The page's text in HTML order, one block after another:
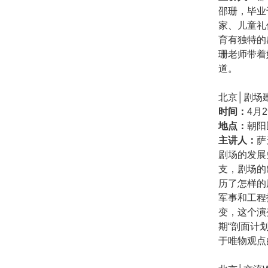
邵珊，毕
家、儿童
育有独特
珊老师带
道。
北京│剧场
时间： 4月
地点： 朝
主讲人： 萨
剧场的发
支，剧场
历了怎样
军事和工
变，这个
期“剖面计
于唯物观